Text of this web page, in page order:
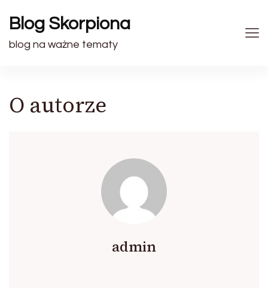
Blog Skorpiona
blog na ważne tematy
O autorze
admin